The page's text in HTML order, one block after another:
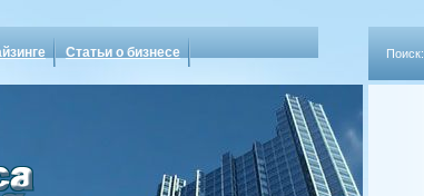
Статьи о бизнесе
Поиск: